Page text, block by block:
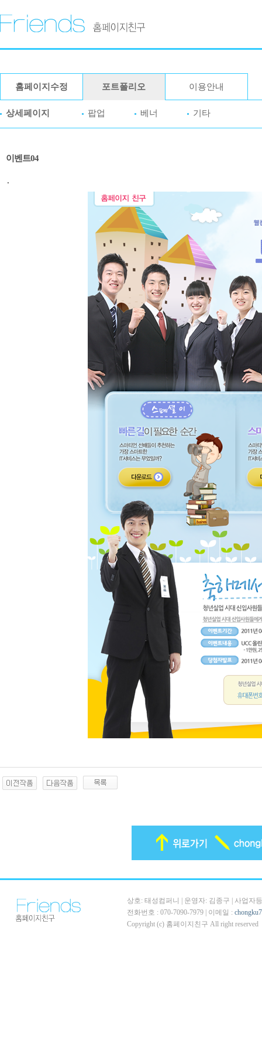
홈페이지수정 포트폴리오 이용안내
상세페이지 팝업 베너 기타
이벤트04
.
상호: 태성컴퍼니 | 운영자: 김종구 | 사업자
전화번호 : 070-7090-7979 | 이메일 :
Copyright (c) 홈페이지친구 All right reserved